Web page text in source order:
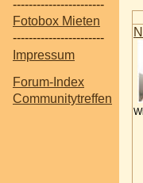
-----------------------
Fotobox Mieten
-----------------------
Impressum
Forum-Index
Communitytreffen